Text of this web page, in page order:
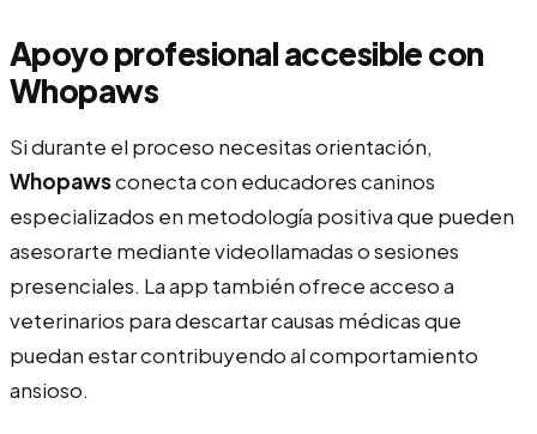
Apoyo profesional accesible con
Whopaws
Si durante el proceso necesitas orientación,
Whopawsconecta con educadores caninos
especializados en metodología positiva que pueden
asesorarte mediante videollamadas o sesiones
presenciales. La app también ofrece acceso a
veterinarios para descartar causas médicas que
puedan estar contribuyendo al comportamiento
ansioso.